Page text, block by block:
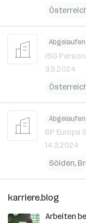
Abgelaufen
ISG
3.5.2024
Abgelaufen
BP Europa
14.3.2024
Sölden,
karriere.blog
Arbeiten